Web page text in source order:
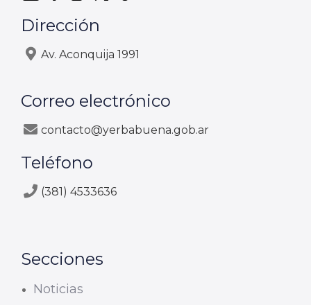
Dirección
Av. Aconquija 1991
Correo electrónico
contacto@yerbabuena.gob.ar
Teléfono
(381) 4533636
Secciones
Noticias